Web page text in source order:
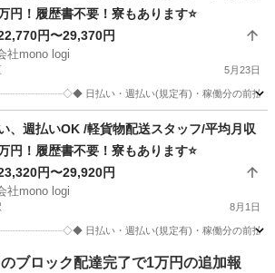
円！履歴書不要！寮もあります⭐️
円〜29,370円
社mono logi
5月23日
日払い・週払い(規定有)・稼働分の前払
スタッフ
、週払いOK /軽貨物配送スタッフ/平均月収
円！履歴書不要！寮もあります⭐️
円〜29,920円
社mono logi
8月1日
日払い・週払い(規定有)・稼働分の前払
駅 配送 スタッフ
ブロック配達完了で1万円の追加報